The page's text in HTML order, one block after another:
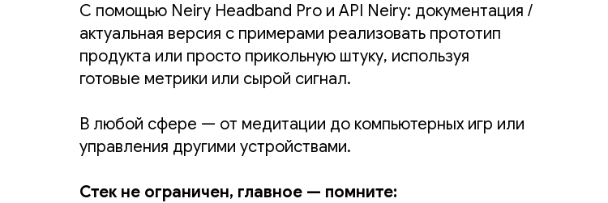
С помощью Neiry Headband Pro и API Neiry: документация /
актуальная версия с примерами реализовать прототип
продукта или просто прикольную штуку, используя
готовые метрики или сырой сигнал.
В любой сфере — от медитации до компьютерных игр или
управления другими устройствами.
Стек не ограничен, главное — помните: